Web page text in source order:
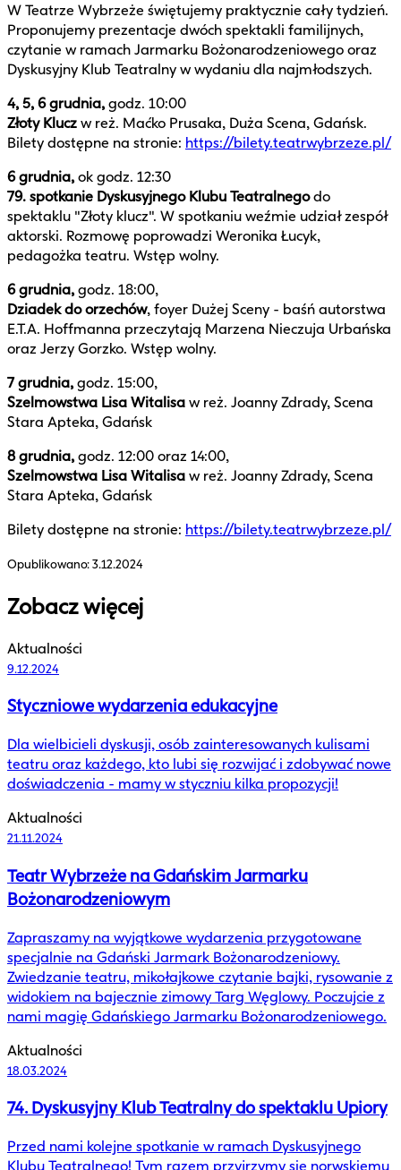
W Teatrze Wybrzeże świętujemy praktycznie cały tydzień.
Proponujemy prezentacje dwóch spektakli familijnych,
czytanie w ramach Jarmarku Bożonarodzeniowego oraz
Dyskusyjny Klub Teatralny w wydaniu dla najmłodszych.
4, 5, 6 grudnia, godz. 10:00
Złoty Klucz w reż. Maćko Prusaka, Duża Scena, Gdańsk.
Bilety dostępne na stronie: https://bilety.teatrwybrzeze.pl/
6 grudnia, ok godz. 12:30
79. spotkanie Dyskusyjnego Klubu Teatralnegodo
spektaklu "Złoty klucz". W spotkaniu weźmie udział zespół
aktorski. Rozmowę poprowadzi Weronika Łucyk,
pedagożka teatru. Wstęp wolny.
6 grudnia, godz. 18:00,
Dziadek do orzechów, foyer Dużej Sceny - baśń autorstwa
E.T.A. Hoffmanna przeczytają Marzena Nieczuja Urbańska
oraz Jerzy Gorzko. Wstęp wolny.
7 grudnia, godz. 15:00,
Szelmowstwa Lisa Witalisa w reż. Joanny Zdrady, Scena
Stara Apteka, Gdańsk
8 grudnia, godz. 12:00 oraz 14:00,
Szelmowstwa Lisa Witalisa w reż. Joanny Zdrady, Scena
Stara Apteka, Gdańsk
Bilety dostępne na stronie: https://bilety.teatrwybrzeze.pl/
Opublikowano:3.12.2024
Zobacz więcej
Aktualności
9.12.2024
Styczniowe wydarzenia edukacyjne
Dla wielbicieli dyskusji, osób zainteresowanych kulisami
teatru oraz każdego, kto lubi się rozwijać i zdobywać nowe
doświadczenia - mamy w styczniu kilka propozycji!
Aktualności
21.11.2024
Teatr Wybrzeże na Gdańskim Jarmarku
Bożonarodzeniowym
Zapraszamy na wyjątkowe wydarzenia przygotowane
specjalnie na Gdański Jarmark Bożonarodzeniowy.
Zwiedzanie teatru, mikołajkowe czytanie bajki, rysowanie z
widokiem na bajecznie zimowy Targ Węglowy. Poczujcie z
nami magię Gdańskiego Jarmarku Bożonarodzeniowego.
Aktualności
18.03.2024
74. Dyskusyjny Klub Teatralny do spektaklu Upiory
Przed nami kolejne spotkanie w ramach Dyskusyjnego
Klubu Teatralnego! Tym razem przyjrzymy się norwskiemu